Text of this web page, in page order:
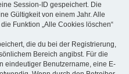
Session-ID gespeichert. Die
Gültigkeit von einem Jahr. Alle
Funktion „Alle Cookies löschen“
die du bei der Registrierung,
Bereich angibst. Für die
eindeutiger Benutzername, eine E-